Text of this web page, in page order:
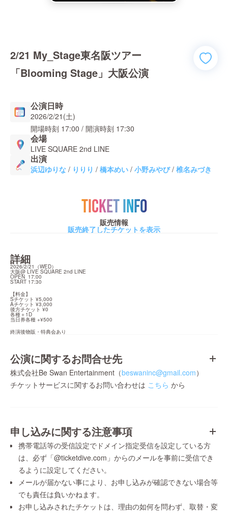
2/21 My_Stage東名阪ツアー
「Blooming Stage」大阪公演
公演日時
2026/2/21(土)
開場時刻 17:00 / 開演時刻 17:30
会場
LIVE SQUARE 2nd LINE
出演
浜辺ゆりな / りりり / 橋本めい / 小野みやび/ 椎名みづき
TICKET INFO
販売情報
販売終了したチケットを表示
詳細
2026/2/21（WED）
大阪@ LIVE SQUARE 2nd LINE
OPEN  17:00
START 17:30
【料金】
Sチケット ¥5,000
Aチケット ¥3,000
後方チケット ¥0
各種＋1D
当日券各種 +¥500
終演後物販・特典会あり
公演に関するお問合せ先
株式会社Be Swan Entertainment（beswaninc@gmail.com）
チケットサービスに関するお問い合わせは こちら から
申し込みに関する注意事項
携帯電話等の受信設定でドメイン指定受信を設定している方
は、必ず「@ticketdive.com」からのメールを事前に受信でき
るように設定してください。
メールが届かない事により、お申し込みが確認できない場合等
でも責任は負いかねます。
お申し込みされたチケットは、理由の如何を問わず、取替・変